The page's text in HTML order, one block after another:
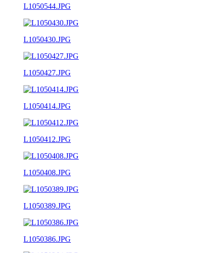
L1050544.JPG
L1050430.JPG
L1050427.JPG
L1050414.JPG
L1050412.JPG
L1050408.JPG
L1050389.JPG
L1050386.JPG